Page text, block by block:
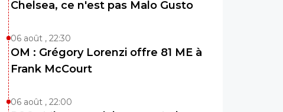
Chelsea, ce n'est pas Malo Gusto
06 août , 22:30
OM : Grégory Lorenzi offre 81 ME à
Frank McCourt
06 août , 22:00